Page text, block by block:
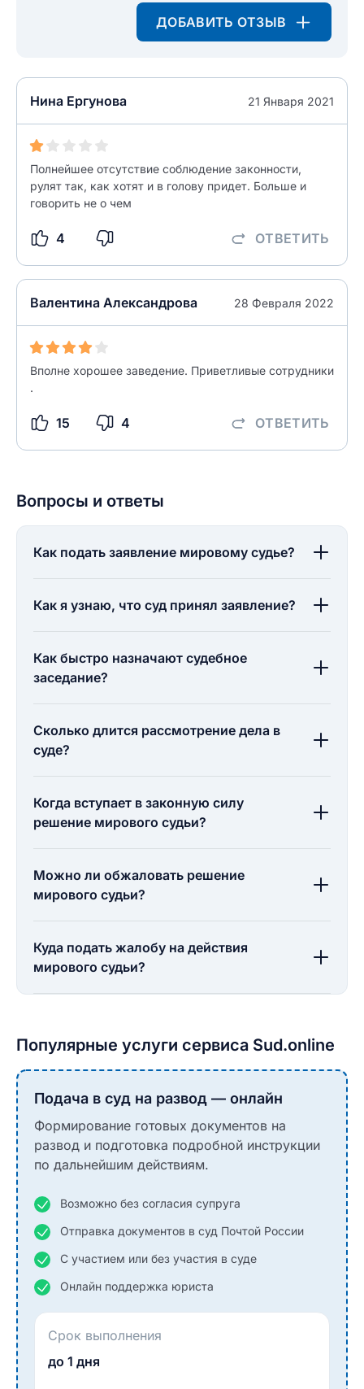
ДОБАВИТЬ ОТЗЫВ
Нина Ергунова 21 Января 2021
Полнейшее отсутствие соблюдение законности,
рулят так, как хотят и в голову придет. Больше и
говорить не о чем
4 ОТВЕТИТЬ
Валентина Александрова 28 Февраля 2022
Вполне хорошее заведение. Приветливые сотрудники
.
15 4 ОТВЕТИТЬ
Введите свой e-mail
Как вы оцените судебный участок?
разрешить публикацию отзыва
Ответ на отзыв
0/500
разрешить публикацию отзыва
ОСТАВИТЬ ОТЗЫВ
Вопросы и ответы
Как подать заявление мировому судье?
Как я узнаю, что суд принял заявление?
Как быстро назначают судебное
заседание?
Сколько длится рассмотрение дела в
суде?
Когда вступает в законную силу
решение мирового судьи?
Можно ли обжаловать решение
мирового судьи?
Куда подать жалобу на действия
мирового судьи?
Популярные услуги сервиса Sud.online
Подача в суд на развод — онлайн
Формирование готовых документов на
развод и подготовка подробной инструкции
по дальнейшим действиям.
Возможно без согласия супруга
Отправка документов в суд Почтой России
С участием или без участия в суде
Онлайн поддержка юриста
Срок выполнения
до 1 дня
Название населенного пункта
НАЙТИ МЕНЯ
ЗАКРЫТЬ СОХРАНИТЬ